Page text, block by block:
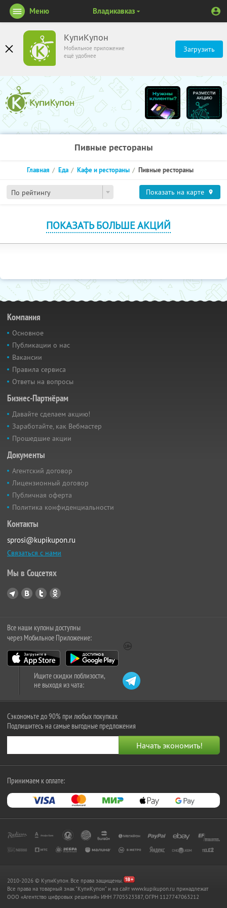
КупиКупон
Мобильное приложение
ещё удобнее
Загрузить
Меню Владикавказ
Пивные рестораны
По рейтингу
Главная Еда Кафе и рестораны Пивные рестораны
Показать на карте
ПОКАЗАТЬ БОЛЬШЕ АКЦИЙ
Компания
Основное
Публикации о нас
Вакансии
Правила сервиса
Ответы на вопросы
Бизнес-Партнёрам
Давайте сделаем акцию!
Заработайте, как Вебмастер
Прошедшие акции
Документы
Агентский договор
Лицензионный договор
Публичная оферта
Политика конфиденциальности
Контакты
sprosi@kupikupon.ru
Связаться с нами
Мы в Соцсетях
Все наши купоны доступны
через Мобильное Приложение:
Ищите скидки поблизости,
не выходя из чата:
Сэкономьте до 90% при любых покупках
Подпишитесь на самые выгодные предложения
Принимаем к оплате:
2010-2026 © КупиКупон. Все права защищены.
Все права на товарный знак "КупиКупон" и на сайт www.kupikupon.ru принадлежат
OOO «Агентство цифровых решений» ИНН 7705523387, ОГРН 1127747063212